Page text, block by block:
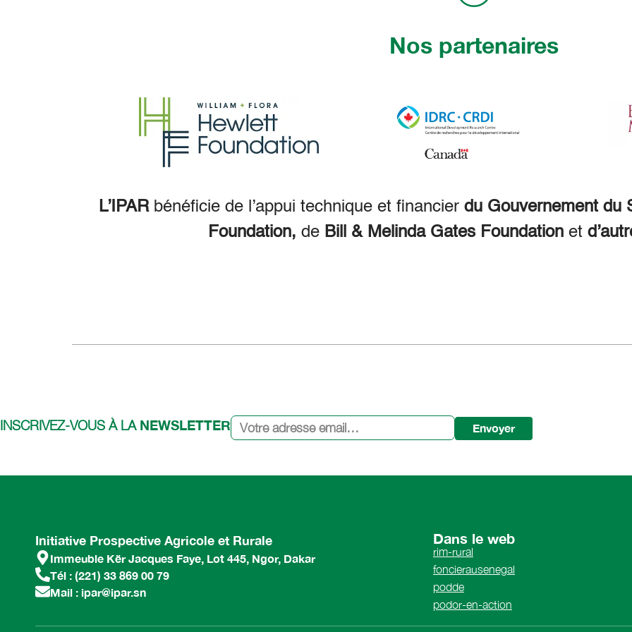
Nos partenaires
L’IPARbénéficie de l’appui technique et financier du Gouvernement du
Foundation, de Bill & Melinda Gates Foundation et
INSCRIVEZ-VOUS À LA NEWSLETTER Envoyer
Initiative Prospective Agricole et Rurale
Immeuble Kër Jacques Faye, Lot 445, Ngor, Dakar
Tél : (221) 33 869 00 79
Mail : ipar@ipar.sn
Dans le web
rim-rural
foncierausenegal
podde
podor-en-action